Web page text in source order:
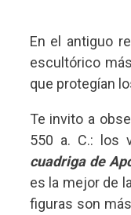
En el antiguo
escultórico
que protegían
Te invito a
550 a. C.: los
cuadriga de
es la mejor de
figuras son